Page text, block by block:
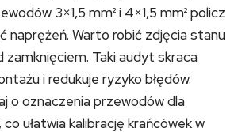
3×1,5 mm² i 4×1,5 mm² policz
naprężeń. Warto robić zdjęcia stanu
Taki audyt skraca
i redukuje ryzyko błędów.
o oznaczenia przewodów dla
co ułatwia kalibrację krańcówek w